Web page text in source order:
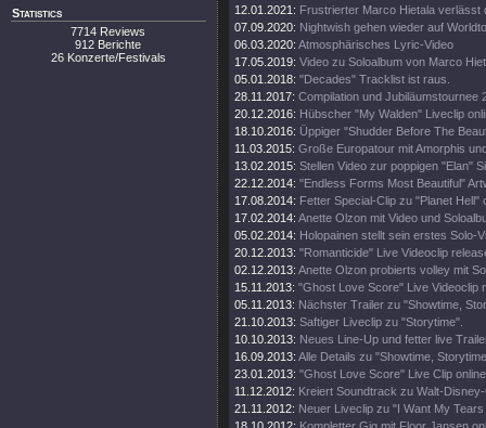
Statistics
7714 Reviews
912 Berichte
26 Konzerte/Festivals
12.01.2021: Frustrierter Marco Hietala verlässt
07.09.2020: Nightwish gehen wieder auf
06.03.2020: Atmosphärisches Lyric-Video
17.05.2019: Video zu Soloalbum von Marco
05.01.2018: "Decades" Tracklist ist raus.
28.11.2017: Compilation und Jubiläumstournee
20.12.2016: Hübscher "My Walden" Liveclip
18.10.2016: Üppiger "Shudder Before The
11.03.2015: Große Europatour mit Amorphis
13.02.2015: Stellen Video zur poppigen "Elan"
22.12.2014: "Endless Forms Most Beautiful"
17.08.2014: Fetter Special-Clip zu "Planet Hell"
17.02.2014: Anette Olzon mit Video und
05.02.2014: Holopainen stellt sein erstes Solo-
20.12.2013: "Romanticide" Live Videoclip
02.12.2013: Anette Olzon probierts volley mit
15.11.2013: "Ghost Love Score" Live Videoclip
05.11.2013: Nächster Trailer zu "Showtime,
21.10.2013: Saftiger Liveclip zu "Storytime".
10.10.2013: Neues Line-Up und fetter live
16.09.2013: Alle Details zu "Showtime,
23.01.2013: "Ghost Love Score" Live Clip
11.12.2012: Kreiert Soundtrack zu Walt-
21.11.2012: Neuer Liveclip zu "I Want My